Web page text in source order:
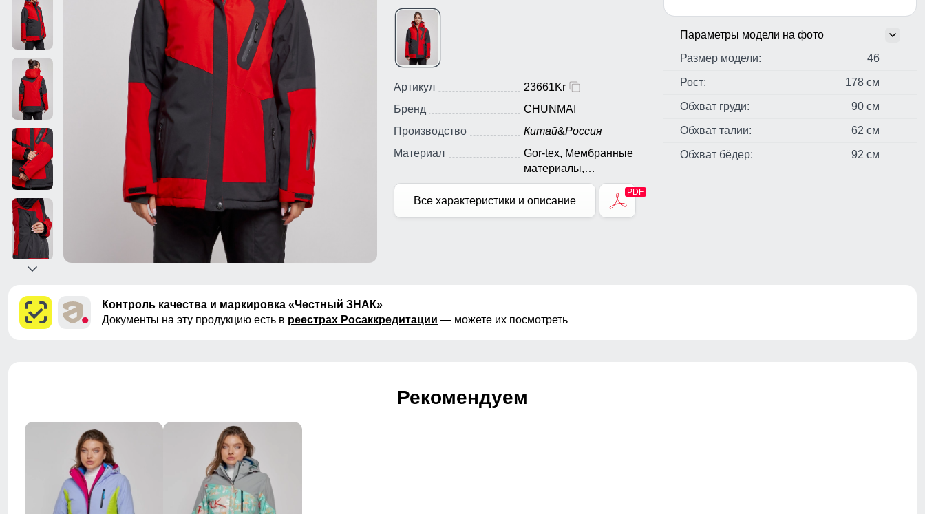
Артикул
23661Kr
Бренд
CHUNMAI
Производство
Китай&Россия
Материал
Gor-tex, Мембранные
материалы,
Натуральные
материалы, Полиэстер,
Плащевка, Тефлон,
Все характеристики и описание
Параметры модели на фото
Размер модели:
46
Рост: 178 см
Обхват груди: 90 см
Обхват талии: 62 см
Обхват бёдер: 92 см
Контроль качества и маркировка «Честный ЗНАК»
Документы на эту продукцию есть в реестрах Росаккредитации — можете их посмотреть
Рекомендуем